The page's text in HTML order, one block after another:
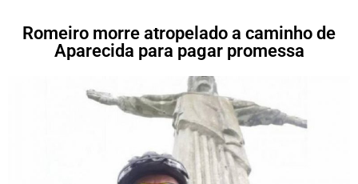
Romeiro morre atropelado a caminho de
Aparecida para pagar promessa